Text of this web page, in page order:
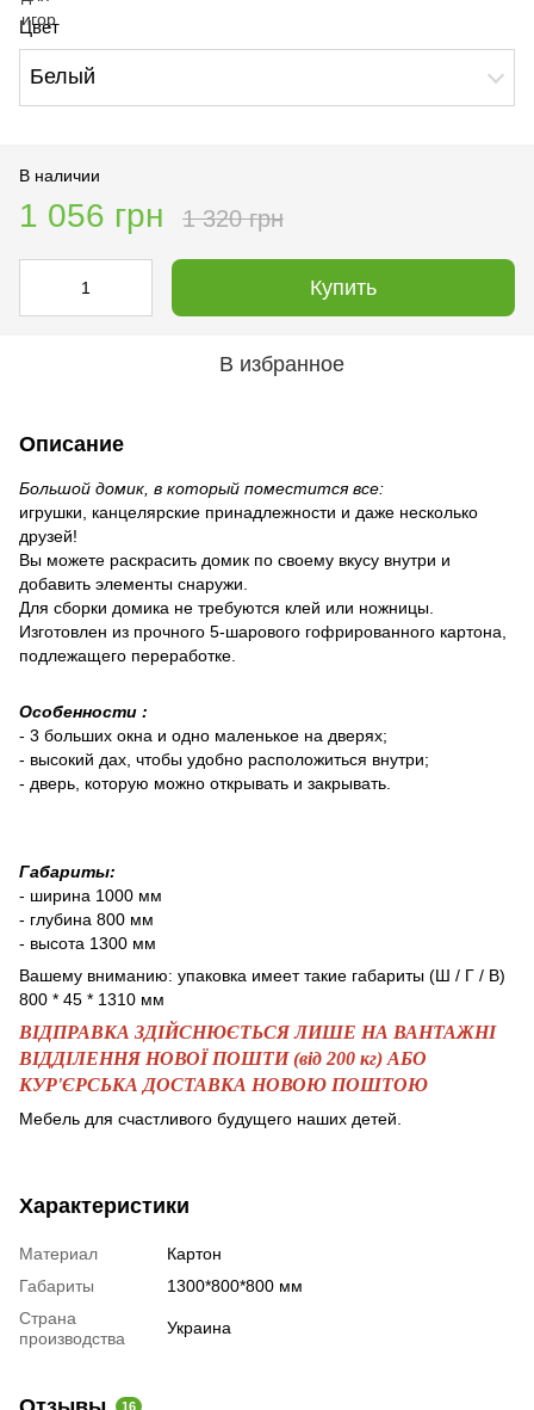
Цвет
Белый
В наличии
1 056 грн 1 320 грн
Купить
В избранное
Описание
Большой домик, в который поместится все:
игрушки, канцелярские принадлежности и даже несколько
друзей!
Вы можете раскрасить домик по своему вкусу внутри и
добавить элементы снаружи.
Для сборки домика не требуются клей или ножницы.
Изготовлен из прочного 5-шарового гофрированного картона,
подлежащего переработке.
Особенности :
- 3 больших окна и одно маленькое на дверях;
- высокий дах, чтобы удобно расположиться внутри;
- дверь, которую можно открывать и закрывать.
Габариты:
- ширина 1000 мм
- глубина 800 мм
- высота 1300 мм
Вашему вниманию: упаковка имеет такие габариты (Ш / Г / В)
800 * 45 * 1310 мм
ВІДПРАВКА ЗДІЙСНЮЄТЬСЯ ЛИШЕ НА ВАНТАЖНІ
ВІДДІЛЕННЯ НОВОЇ ПОШТИ (від 200 кг) АБО
КУР'ЄРСЬКА ДОСТАВКА НОВОЮ ПОШТОЮ
Мебель для счастливого будущего наших детей.
Характеристики
Материал
Картон
Габариты
1300*800*800 мм
Страна
производства
Украина
16